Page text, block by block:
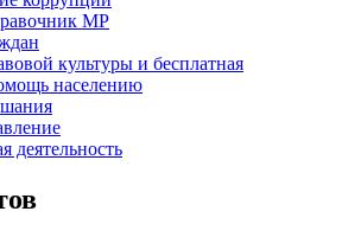
МР
культуры и бесплатная
населению
деятельность